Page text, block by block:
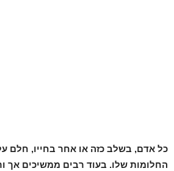
כל אדם, בשלב כזה או אחר בחייו, חלם
החלומות שלו. בעוד רבים ממשיכים אך